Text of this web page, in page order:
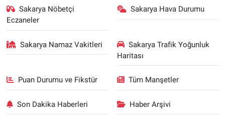
Sakarya Nöbetçi
Eczaneler
Sakarya Hava Durumu
Sakarya Namaz Vakitleri
Sakarya Trafik Yoğunluk
Haritası
Puan Durumu ve Fikstür Tüm Manşetler
Son Dakika Haberleri Haber Arşivi